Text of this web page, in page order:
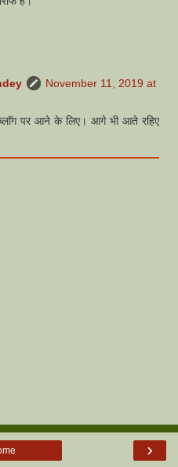
November 11, 2019 at
ब्लाॅग पर आने के लिए। आगे भी आते रहिए
›